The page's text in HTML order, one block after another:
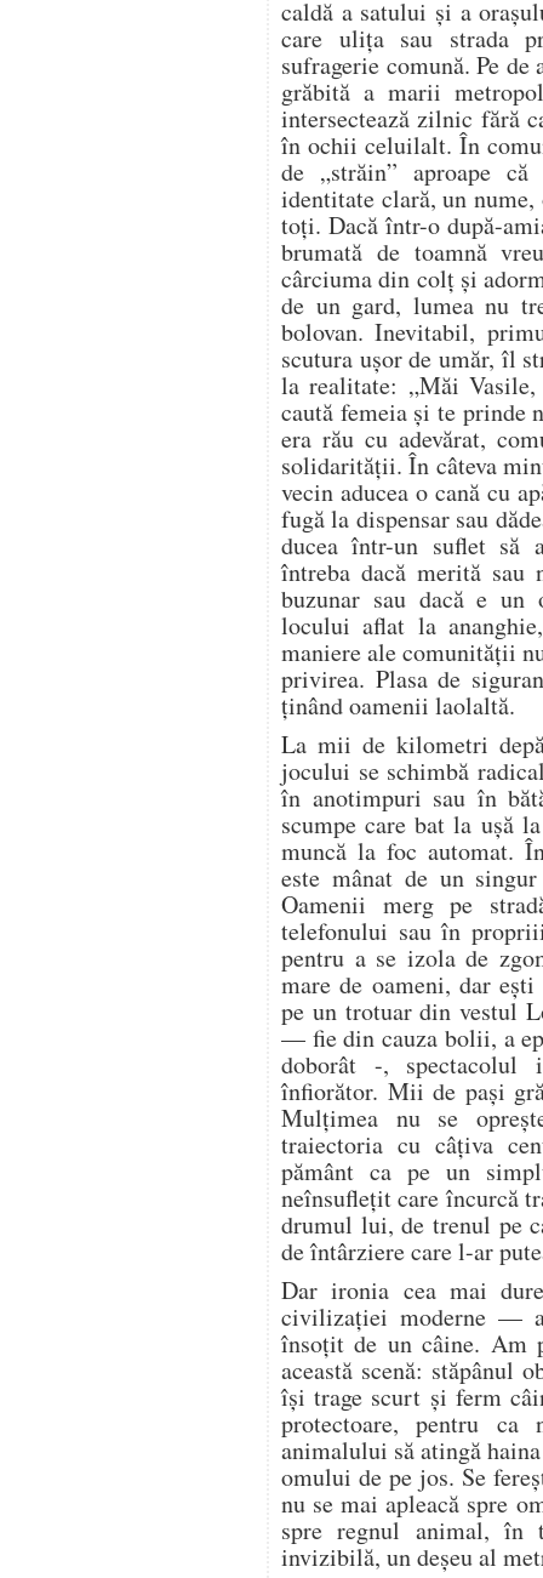
caldă a satului și a
care ulița sau strada
sufragerie comună. Pe
grăbită a marii
intersectează zilnic fără
în ochii celuilalt. În
de „străin” aproape
identitate clară, un
toți. Dacă într-o după-
brumată de toamnă
cârciuma din colț și
de un gard, lumea nu
bolovan. Inevitabil,
scutura ușor de umăr, îl
la realitate: „Măi
caută femeia și te prinde
era rău cu adevărat,
solidarității. În câteva
vecin aducea o cană cu
fugă la dispensar sau
ducea într-un suflet să
întreba dacă merită
buzunar sau dacă e
locului aflat la
maniere ale comunității
privirea. Plasa de
ținând oamenii laolaltă.
La mii de kilometri
jocului se schimbă
în anotimpuri sau în
scumpe care bat la ușă
muncă la foc automat.
este mânat de un
Oamenii merg pe
telefonului sau în
pentru a se izola de
mare de oameni, dar
pe un trotuar din vestul
— fie din cauza bolii, a
doborât -, spectacolul
înfiorător. Mii de pași
Mulțimea nu se
traiectoria cu câțiva
pământ ca pe un
neînsuflețit care încurcă
drumul lui, de trenul pe
de întârziere care l-ar
Dar ironia cea mai
civilizației moderne —
însoțit de un câine. Am
această scenă: stăpânul
își trage scurt și ferm
protectoare, pentru ca
animalului să atingă
omului de pe jos. Se
nu se mai apleacă spre
spre regnul animal, în
invizibilă, un deșeu al